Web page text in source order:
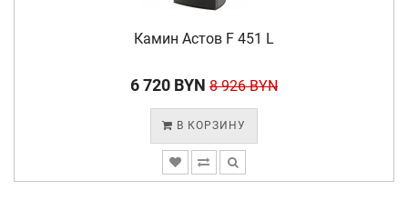
Камин Астов F 451 L
6 720 BYN 8 926 BYN
В КОРЗИНУ